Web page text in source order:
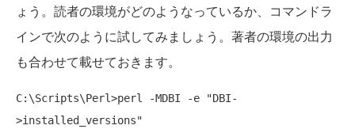
ょう。読者の環境がどのようなっているか、コマンドラ
インで次のように試してみましょう。著者の環境の出力
も合わせて載せておきます。
C:\Scripts\Perl>perl -MDBI -e "DBI-
>installed_versions"